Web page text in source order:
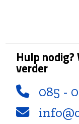
Hulp
verder
085 -